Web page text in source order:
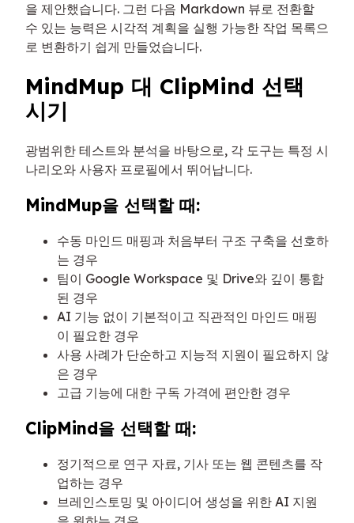
을 제안했습니다. 그런 다음 Markdown 뷰로 전환할
수 있는 능력은 시각적 계획을 실행 가능한 작업 목록으
로 변환하기 쉽게 만들었습니다.
MindMup 대 ClipMind 선택
시기
광범위한 테스트와 분석을 바탕으로, 각 도구는 특정 시
나리오와 사용자 프로필에서 뛰어납니다.
MindMup을 선택할 때:
수동 마인드 매핑과 처음부터 구조 구축을 선호하
는 경우
팀이 Google Workspace 및 Drive와 깊이 통합
된 경우
AI 기능 없이 기본적이고 직관적인 마인드 매핑
이 필요한 경우
사용 사례가 단순하고 지능적 지원이 필요하지 않
은 경우
고급 기능에 대한 구독 가격에 편안한 경우
ClipMind을 선택할 때:
정기적으로 연구 자료, 기사 또는 웹 콘텐츠를 작
업하는 경우
브레인스토밍 및 아이디어 생성을 위한 AI 지원